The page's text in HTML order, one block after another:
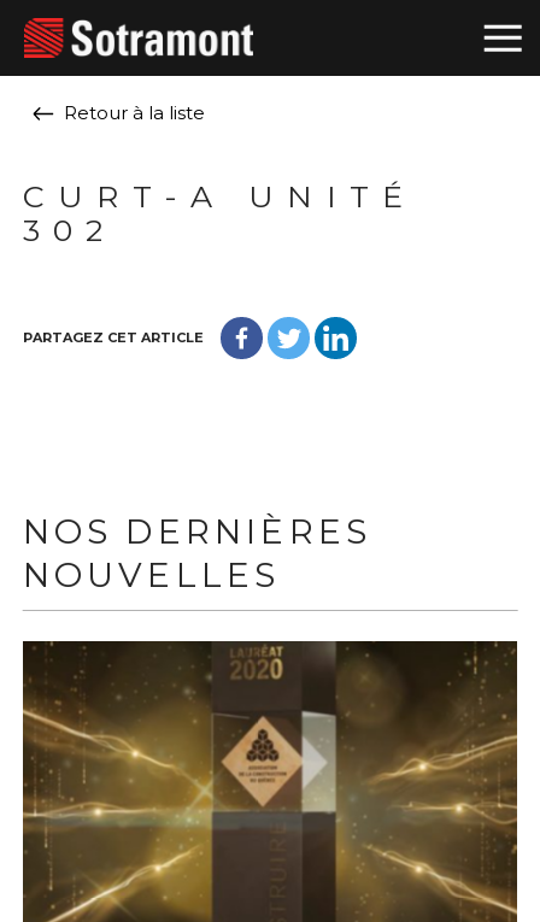
Retour à la liste
CURT-A UNITÉ
302
PARTAGEZ CET ARTICLE
NOS DERNIÈRES
NOUVELLES